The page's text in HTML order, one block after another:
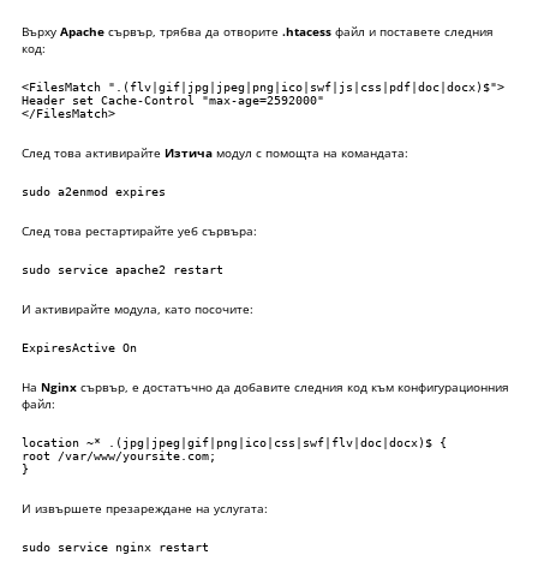
Върху Apache сървър, трябва да отворите .htacess файл и поставете следния
код:
<FilesMatch ".(flv|gif|jpg|jpeg|png|ico|swf|js|css|pdf|doc|docx)$">
Header set Cache-Control "max-age=2592000"
</FilesMatch>
След това активирайте Изтича модул с помощта на командата:
sudo a2enmod expires
След това рестартирайте уеб сървъра:
sudo service apache2 restart
И активирайте модула, като посочите:
ExpiresActive On
На Nginx сървър, е достатъчно да добавите следния код към конфигурационния
файл:
location ~* .(jpg|jpeg|gif|png|ico|css|swf|flv|doc|docx)$ {
root /var/www/yoursite.com;
}
И извършете презареждане на услугата:
sudo service nginx restart